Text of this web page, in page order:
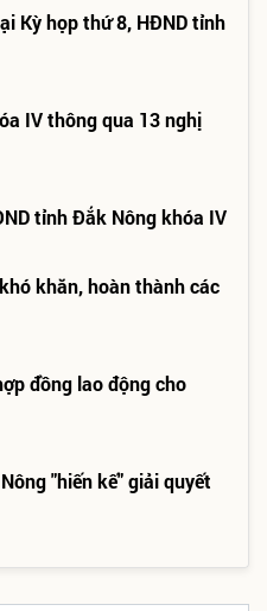
Kỳ họp thứ 8, HĐND tỉnh
IV thông qua 13 nghị
tỉnh Đắk Nông khóa IV
khăn, hoàn thành các
đồng lao động cho
"hiến kế" giải quyết